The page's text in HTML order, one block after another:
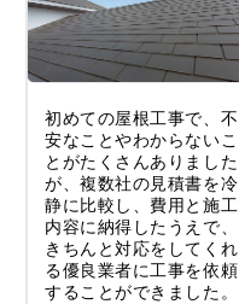
初めての屋根工事で、不
安なことやわからないこ
とがたくさんありました
が、複数社の見積書を冷
静に比較し、費用と施工
内容に納得したうえで、
きちんと対応をしてくれ
る優良業者に工事を依頼
することができました。